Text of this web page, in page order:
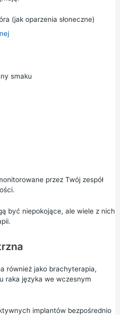
(jak oparzenia słoneczne)
smaku
przez Twój zespół
być niepokojące, ale wiele z nich
również jako brachyterapia,
raka języka we wczesnym
implantów bezpośrednio